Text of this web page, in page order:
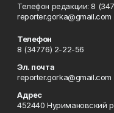
Телефон редакции: 8
reporter.gorka@gmail.com
Телефон
8 (34776) 2-22-56
Эл. почта
reporter.gorka@gmail.com
Адрес
452440 Нуримановский